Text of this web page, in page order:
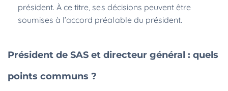
président. À ce titre, ses décisions peuvent être
soumises à l’accord préalable du président.
Président de SAS et directeur général : quels
points communs ?